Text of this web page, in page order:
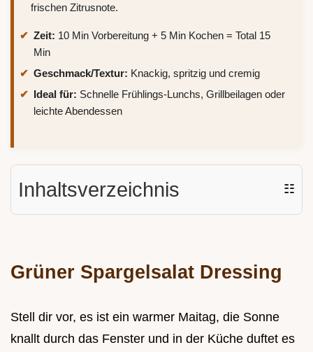
frischen Zitrusnote.
Zeit: 10 Min Vorbereitung + 5 Min Kochen = Total 15
Min
Geschmack/Textur: Knackig, spritzig und cremig
Ideal für: Schnelle Frühlings-Lunchs, Grillbeilagen oder
leichte Abendessen
Inhaltsverzeichnis ☷
Grüner Spargelsalat Dressing
Stell dir vor, es ist ein warmer Maitag, die Sonne
knallt durch das Fenster und in der Küche duftet es